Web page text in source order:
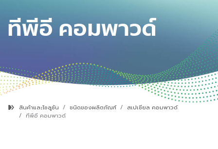
ทีพีอี คอมพาวด์
สินค้าและโซลูชัน ชนิดของผลิตภัณฑ์
สเปเชียล คอมพาวด์
ทีพีอี คอมพาวด์